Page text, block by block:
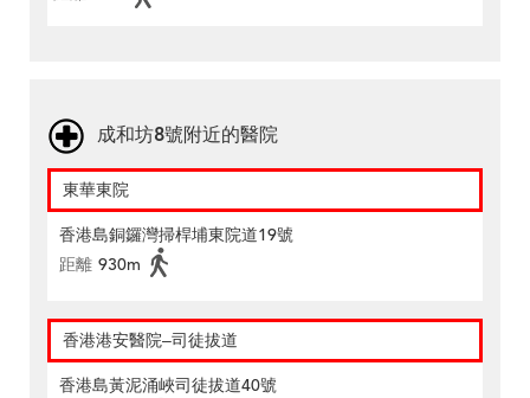
成和坊8號附近的醫院
東華東院
香港島銅鑼灣掃桿埔東院道19號
距離 930m
香港港安醫院–司徒拔道
香港島黃泥涌峽司徒拔道40號